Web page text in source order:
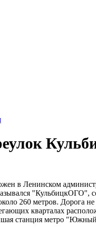
в Ленинском
"КульбицкОГО",
260 метров. Дорога не
кварталах
станция метро "Южный